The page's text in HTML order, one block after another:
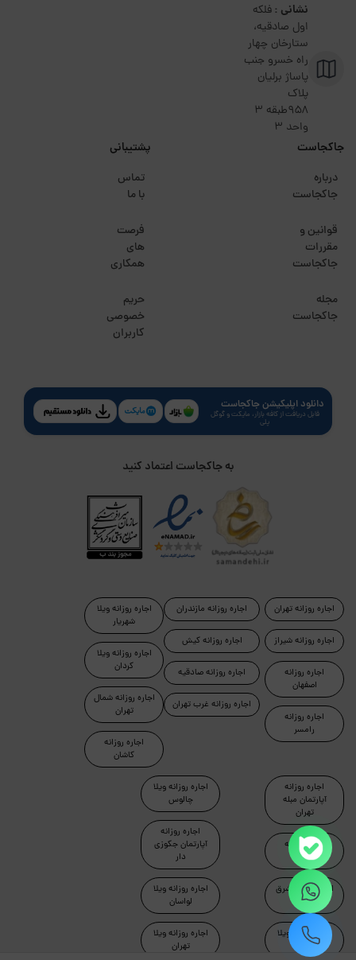
نشانی :فلکه
اول صادقیه،
ستارخان چهار
راه خسرو جنب
پاساژ برلیان
پلاک
۹۵۸طبقه 3
واحد 3
جاکجاست
درباره
جاکجاست
قوانین و
مقررات
جاکجاست
مجله
جاکجاست
پشتیبانی
تماس
با ما
فرصت
های
همکاری
حریم
خصوصی
کاربران
دانلود اپلیکیشن جاکجاست
قابل دریافت از کافه بازار، مایکت و گوگل
پلی
به جاکجاست اعتماد کنید
اجاره روزانه تهران
اجاره روزانه شیراز
اجاره روزانه
اصفهان
اجاره روزانه
رامسر
اجاره روزانه مازندران
اجاره روزانه کیش
اجاره روزانه صادقیه
اجاره روزانه غرب تهران
اجاره روزانه ویلا
شهریار
اجاره روزانه ویلا
کردان
اجاره روزانه شمال
تهران
اجاره روزانه
کاشان
اجاره روزانه
آپارتمان مبله
تهران
اجاره روزانه
ماسال
اجاره روزانه شرق
تهران
اجاره روزانه ویلا
دماوند
اجاره روزانه ویلا
چالوس
اجاره روزانه
آپارتمان جکوزی
دار
اجاره روزانه ویلا
لواسان
اجاره روزانه ویلا
تهران